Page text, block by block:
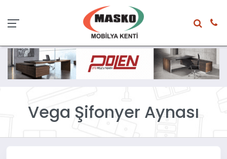
Vega Şifonyer Aynası